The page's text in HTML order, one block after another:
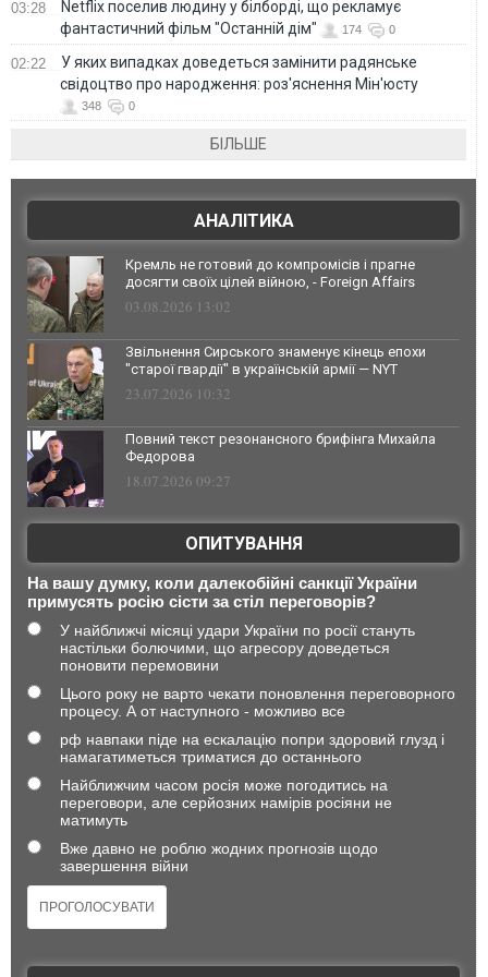
03:28
Netflix поселив людину у білборді, що рекламує
фантастичний фільм "Останній дім"
174 0
02:22
У яких випадках доведеться замінити радянське
свідоцтво про народження: роз'яснення Мін'юсту
348 0
БІЛЬШЕ
АНАЛІТИКА
Кремль не готовий до компромісів і прагне
досягти своїх цілей війною, - Foreign Affairs
03.08.2026 13:02
Звільнення Сирського знаменує кінець епохи
"старої гвардії" в українській армії — NYT
23.07.2026 10:32
Повний текст резонансного брифінга Михайла
Федорова
18.07.2026 09:27
ОПИТУВАННЯ
На вашу думку, коли далекобійні санкції України
примусять росію сісти за стіл переговорів?
У найближчі місяці удари України по росії стануть
настільки болючими, що агресору доведеться
поновити перемовини
Цього року не варто чекати поновлення переговорного
процесу. А от наступного - можливо все
рф навпаки піде на ескалацію попри здоровий глузд і
намагатиметься триматися до останнього
Найближчим часом росія може погодитись на
переговори, але серйозних намірів росіяни не
матимуть
Вже давно не роблю жодних прогнозів щодо
завершення війни